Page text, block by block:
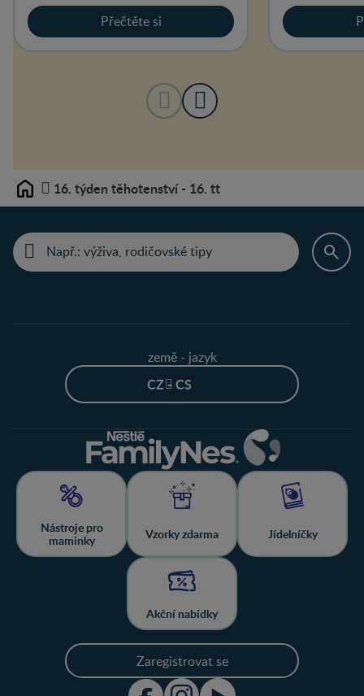
Přečtěte si
Home 16. týden těhotenství - 16. tt
země - jazyk
CZ - CS
Nástroje pro
maminky
Vzorky zdarma Jídelníčky
Akční nabídky
Zaregistrovat se